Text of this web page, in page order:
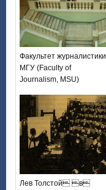
Факультет журналистики
МГУ (Faculty of
Journalism, MSU)
Лев Толстой в